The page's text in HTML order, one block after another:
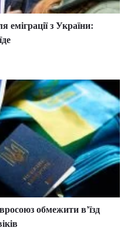
еміграції з України:
обмежити в’їзд